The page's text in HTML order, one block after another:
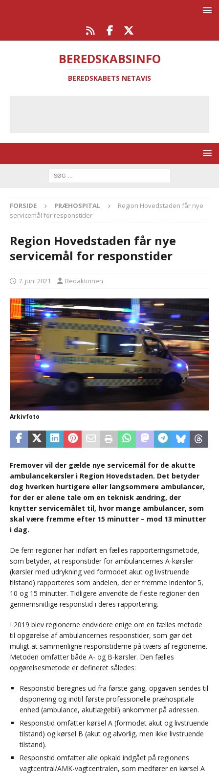
BEREDSKABSINFO
BEREDSKABETS NETAVIS
FORSIDE PRÆHOSPITAL
Region Hovedstaden får nye
servicemål for responstider
Region Hovedstaden får nye
servicemål for responstider
7. juni 2021 Redaktionen
Arkivfoto
Fremover vil der gælde nye servicemål for de akutte
ambulancekørsler i Region Hovedstaden. Det betyder
dog hverken hurtigere eller langsommere ambulancer,
for der er alene tale om en teknisk ændring, der
knytter servicemålet til, hvor mange ambulancer, som
skal være fremme efter 15 minutter – mod 13 minutter
i dag.
De fem regioner har indført en fælles rapporteringsmetode,
som betyder, at responstider for ambulancernes A-kørsler
(kørsler med udrykning ved formodet akut og livstruende
tilstand) rapporteres som andelen, der er fremme indenfor 5,
10 og 15 minutter. Tidligere anvendte de fleste regioner den
gennemsnitlige responstid i deres rapportering.
I 2019 blev regionerne endvidere enige om en fælles metode
til opgørelse af ambulancernes responstider, som gør det
muligt at sammenligne responstiderne på tværs af regionerne.
Metoden omfatter både A- og B-kørsler. Den fælles
opgørelsesmetode er defineret således:
Responstid beregnes ud fra første gang, opgaven sendes til
disponering og indtil første professionelle præhospitale
enhed (ambulance, akutlægebil) ankommer på adressen.
Responstid omfatter kørsel A (formodet akut og livstruende
tilstand) og kørsel B (akut og alvorlig, men ikke livstruende
tilstand).
Responstid omfatter alle opkald indgået på regionens
vagtcentral/AMK-vagtcentralen, som medfører en kørsel A